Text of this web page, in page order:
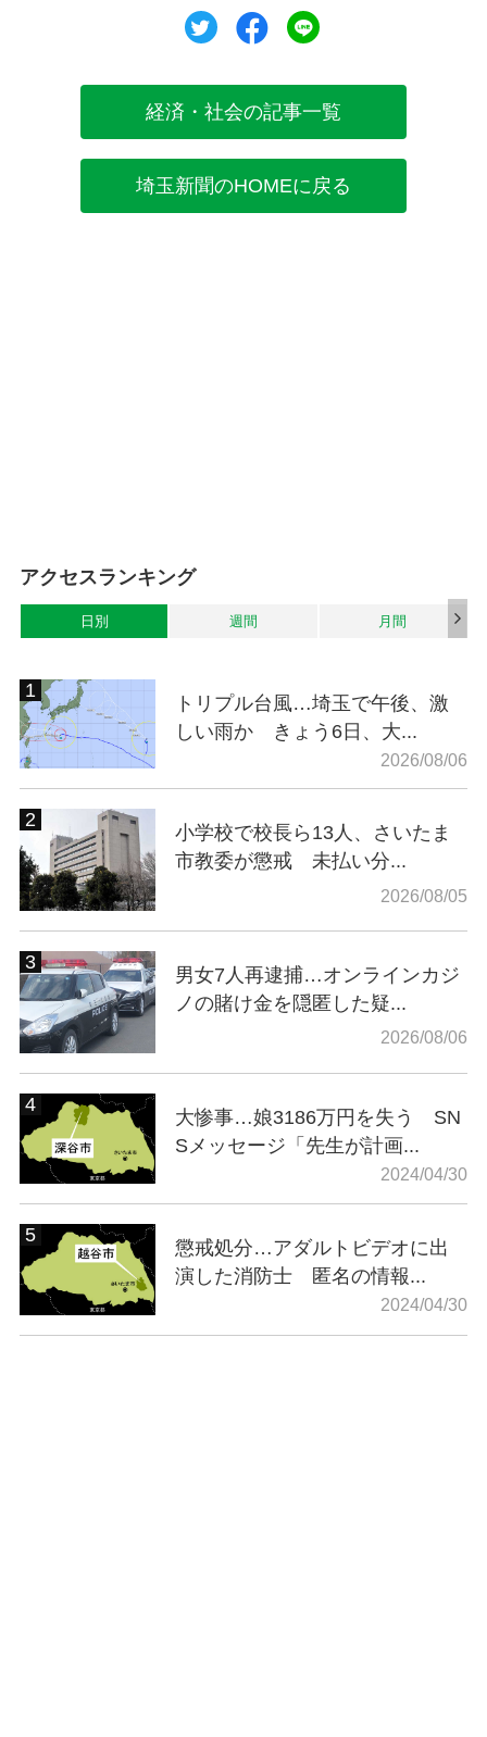
ツイートシェア
経済・社会の記事一覧
埼玉新聞のHOMEに戻る
アクセスランキング
日別 週間 月間
トリプル台風…埼玉で午後、激
しい雨か きょう6日、大...
2026/08/06
小学校で校長ら13人、さいたま
市教委が懲戒 未払い分...
2026/08/05
男女7人再逮捕…オンラインカジ
ノの賭け金を隠匿した疑...
2026/08/06
大惨事…娘3186万円を失う SN
Sメッセージ「先生が計画...
2024/04/30
懲戒処分…アダルトビデオに出
演した消防士 匿名の情報...
2024/04/30